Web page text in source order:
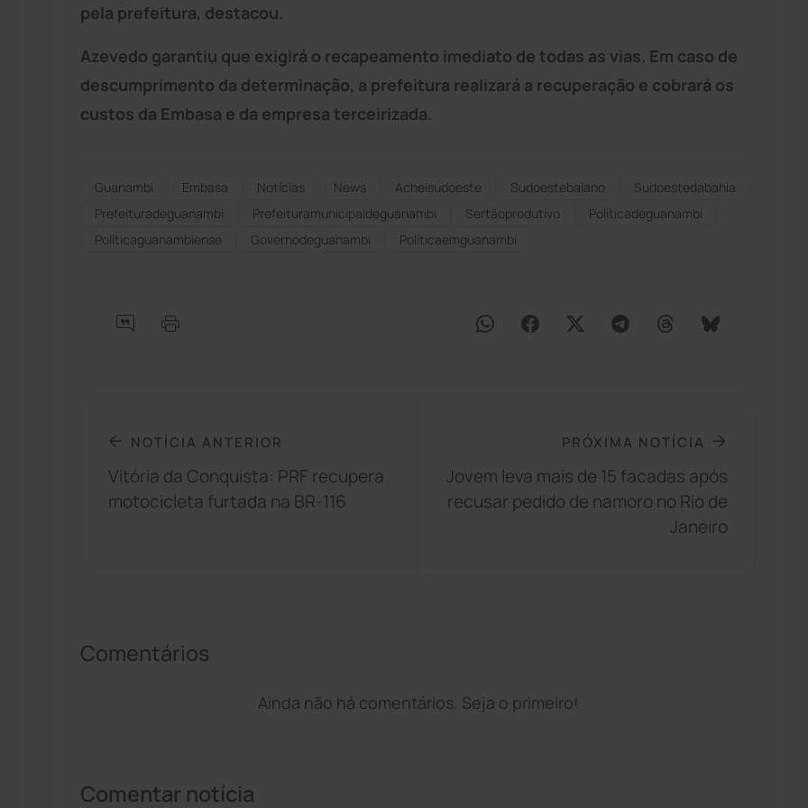
pela prefeitura, destacou.
Azevedo garantiu que exigirá o recapeamento imediato de todas as vias. Em caso de
descumprimento da determinação, a prefeitura realizará a recuperação e cobrará os
custos da Embasa e da empresa terceirizada.
Guanambi Embasa Notícias News Acheisudoeste Sudoestebaiano
Sudoestedabahia
Prefeituradeguanambi
Prefeituramunicipaldeguanambi Sertãoprodutivo
Políticadeguanambi
Políticaguanambiense
Governodeguanambi Políticaemguanambi
NOTÍCIA ANTERIOR
Vitória da Conquista: PRF recupera
motocicleta furtada na BR-116
PRÓXIMA NOTÍCIA
Jovem leva mais de 15 facadas após
recusar pedido de namoro no Rio de
Janeiro
Comentários
Ainda não há comentários. Seja o primeiro!
Comentar notícia